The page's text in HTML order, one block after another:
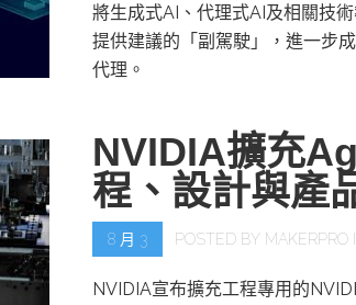
將生成式AI、代理式AI及相關技
提供建議的「副駕駛」，進一步
代理。
NVIDIA擴充
程、設計與產
8 月 3 POSTED BY MAKERPRO
NVIDIA宣布擴充工程專用的